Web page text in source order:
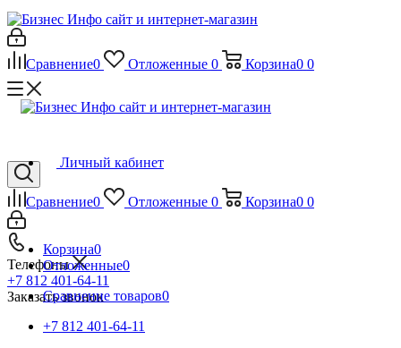
Сравнение0 Отложенные 0 Корзина0 0
Сравнение0 Отложенные 0 Корзина0 0
Телефоны
+7 812 401-64-11
Заказать звонок
Личный кабинет
Корзина0
Отложенные0
Сравнение товаров0
+7 812 401-64-11